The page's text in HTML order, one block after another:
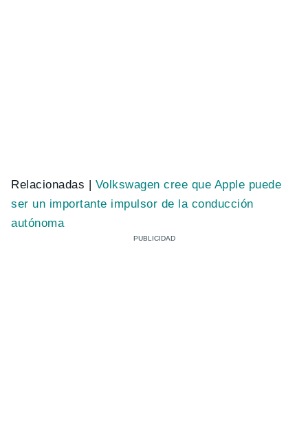
Relacionadas | Volkswagen cree que Apple puede
ser un importante impulsor de la conducción
autónoma